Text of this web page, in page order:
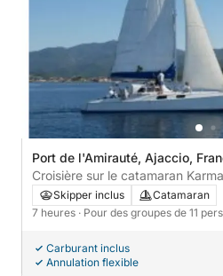
Port de l'Amirauté, Ajaccio,
Croisière sur le catamaran
petit comité
Skipper inclus
Catamaran
7 heures · Pour des groupes de 11
Carburant inclus
Annulation flexible